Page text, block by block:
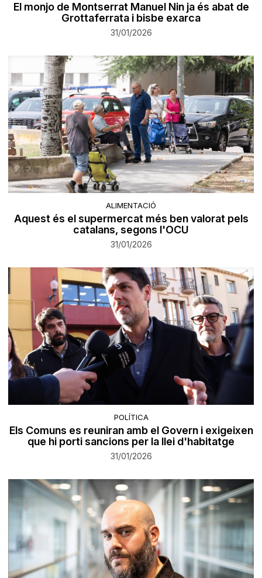
El monjo de Montserrat Manuel Nin ja és abat de
Grottaferrata i bisbe exarca
31/01/2026
ALIMENTACIÓ
Aquest és el supermercat més ben valorat pels
catalans, segons l'OCU
31/01/2026
POLÍTICA
Els Comuns es reuniran amb el Govern i exigeixen
que hi porti sancions per la llei d'habitatge
31/01/2026